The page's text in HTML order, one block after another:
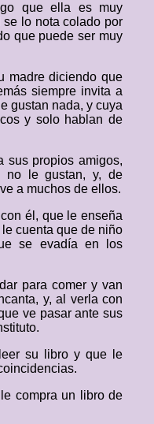
que ella es muy
lo nota colado por
que puede ser muy
madre diciendo que
siempre invita a
gustan nada, y cuya
y solo hablan de
sus propios amigos,
no le gustan, y, de
a muchos de ellos.
él, que le enseña
cuenta que de niño
se evadía en los
para comer y van
y, al verla con
ve pasar ante sus
su libro y que le
compra un libro de